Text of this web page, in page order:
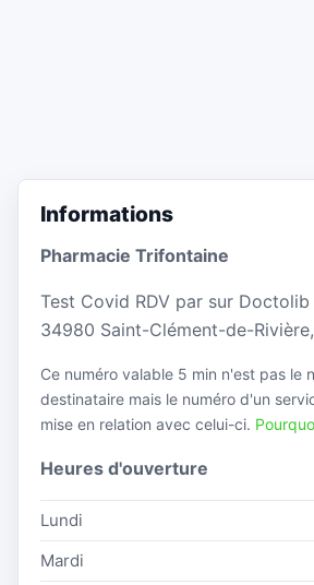
Informations
Pharmacie Trifontaine
Test Covid RDV par sur
34980 Saint-Clément-de-
Ce numéro valable 5 min n'est pas le
destinataire mais le numéro d'un
mise en relation avec celui-ci.
Heures d'ouverture
Lundi
Mardi